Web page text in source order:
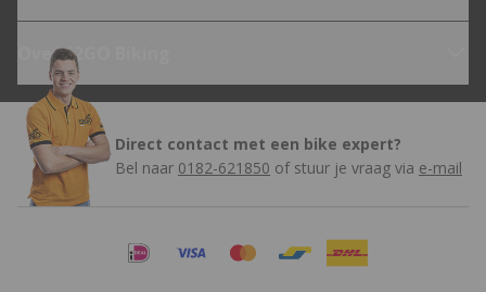
Over 12GO Biking
Direct contact met een bike expert?
Bel naar 0182-621850 of stuur je vraag via e-mail